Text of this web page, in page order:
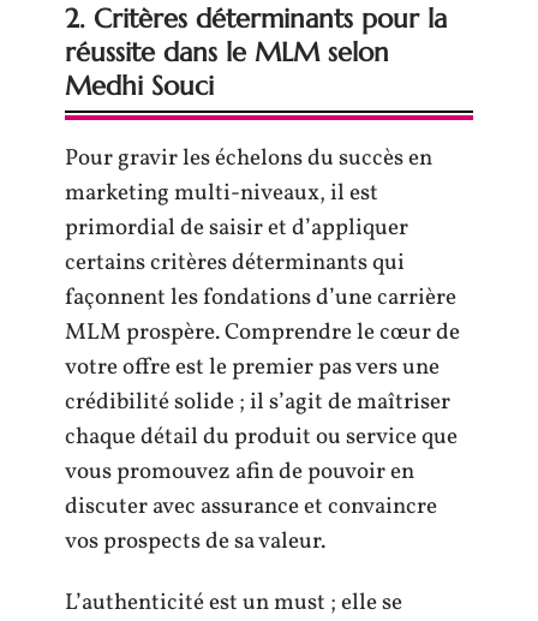
2. Critères déterminants pour la
réussite dans le MLM selon
Medhi Souci
Pour gravir les échelons du succès en
marketing multi-niveaux, il est
primordial de saisir et d’appliquer
certains critères déterminants qui
façonnent les fondations d’une carrière
MLM prospère. Comprendre le cœur de
votre offre est le premier pas vers une
crédibilité solide ; il s’agit de maîtriser
chaque détail du produit ou service que
vous promouvez afin de pouvoir en
discuter avec assurance et convaincre
vos prospects de sa valeur.
L’authenticité est un must ; elle se